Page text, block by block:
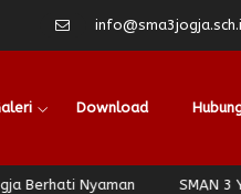
Download
Nyaman SMAN 3